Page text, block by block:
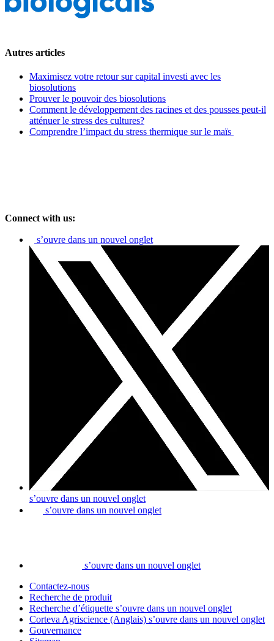
Autres articles
Maximisez votre retour sur capital investi avec les
biosolutions
Prouver le pouvoir des biosolutions
Comment le développement des racines et des pousses peut-il
atténuer le stress des cultures?
Comprendre l’impact du stress thermique sur le maïs
Connect with us:
s’ouvre dans un nouvel onglet
s’ouvre dans un nouvel onglet
s’ouvre dans un nouvel onglet
s’ouvre dans un nouvel onglet
Contactez-nous
Recherche de produit
Recherche d’étiquette s’ouvre dans un nouvel onglet
Corteva Agriscience (Anglais) s’ouvre dans un nouvel onglet
Gouvernance